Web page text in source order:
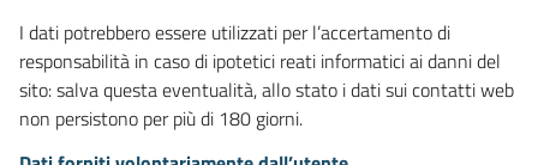
I dati potrebbero essere utilizzati per l’accertamento di
responsabilità in caso di ipotetici reati informatici ai danni del
sito: salva questa eventualità, allo stato i dati sui contatti web
non persistono per più di 180 giorni.